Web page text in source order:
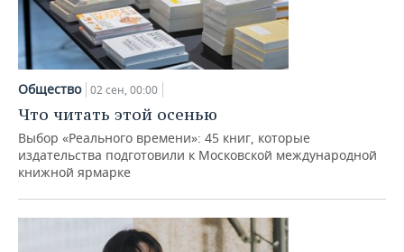
Общество 02 сен, 00:00
Что читать этой осенью
Выбор «Реального времени»: 45 книг, которые
издательства подготовили к Московской международной
книжной ярмарке